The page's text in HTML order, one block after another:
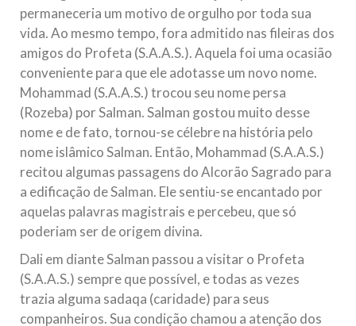
permaneceria um motivo de orgulho por toda sua
vida. Ao mesmo tempo, fora admitido nas fileiras dos
amigos do Profeta (S.A.A.S.). Aquela foi uma ocasião
conveniente para que ele adotasse um novo nome.
Mohammad (S.A.A.S.) trocou seu nome persa
(Rozeba) por Salman. Salman gostou muito desse
nome e de fato, tornou-se célebre na história pelo
nome islâmico Salman. Então, Mohammad (S.A.A.S.)
recitou algumas passagens do Alcorão Sagrado para
a edificação de Salman. Ele sentiu-se encantado por
aquelas palavras magistrais e percebeu, que só
poderiam ser de origem divina.
Dali em diante Salman passou a visitar o Profeta
(S.A.A.S.) sempre que possível, e todas as vezes
trazia alguma sadaqa (caridade) para seus
companheiros. Sua condição chamou a atenção dos